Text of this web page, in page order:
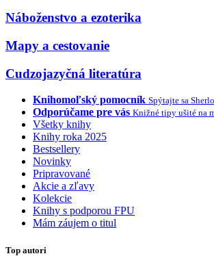
Náboženstvo a ezoterika
Mapy a cestovanie
Cudzojazyčná literatúra
Knihomoľský pomocník Spýtajte sa
Odporúčame pre vás Knižné tipy ušité na
Všetky knihy
Knihy roka 2025
Bestsellery
Novinky
Pripravované
Akcie a zľavy
Kolekcie
Knihy s podporou FPU
Mám záujem o titul
Top autori